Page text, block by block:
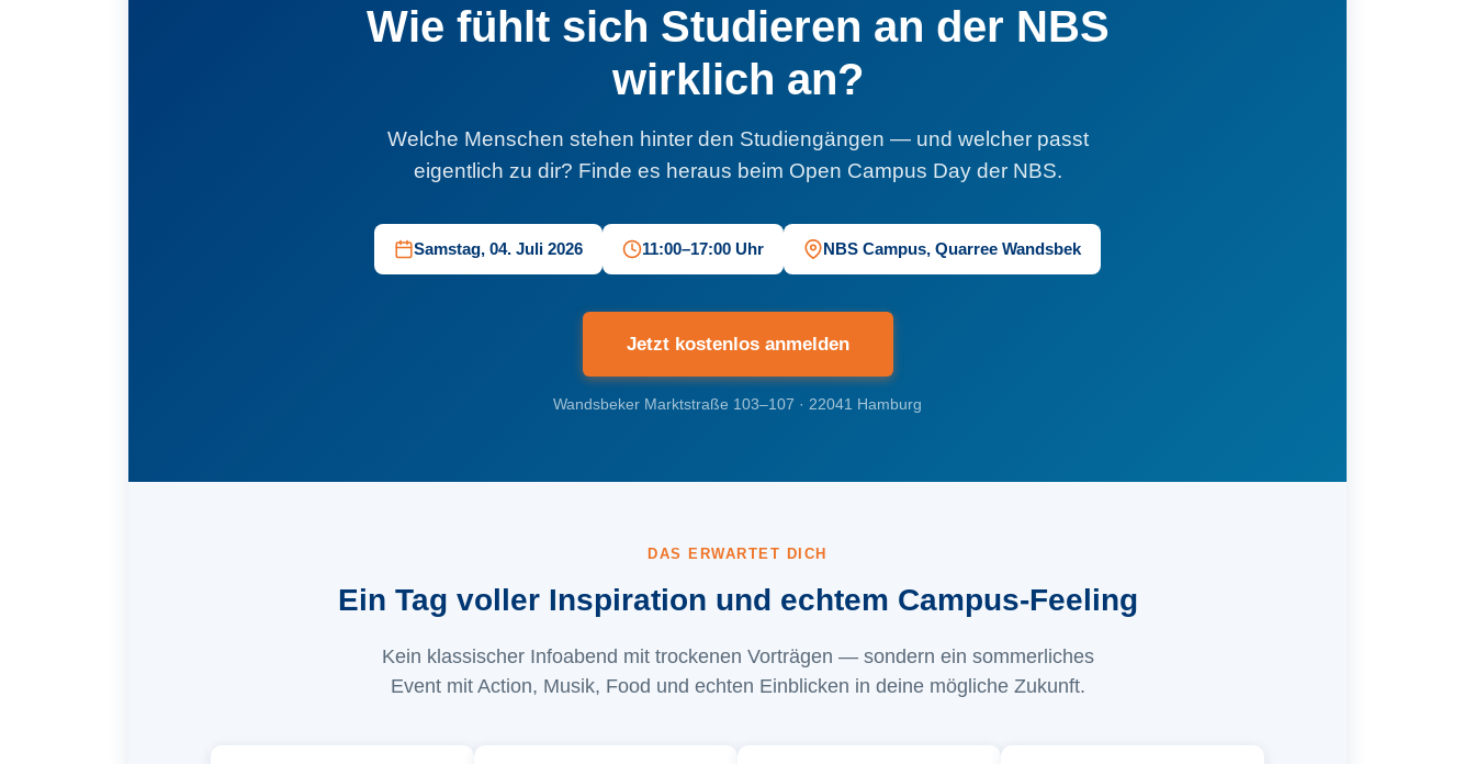
Wie fühlt sich Studieren an der NBS
wirklich an?
Welche Menschen stehen hinter den Studiengängen — und welcher passt
eigentlich zu dir? Finde es heraus beim Open Campus Day der NBS.
Samstag, 04. Juli 2026 11:00–17:00 Uhr NBS Campus, Quarree Wandsbek
Jetzt kostenlos anmelden
Wandsbeker Marktstraße 103–107 · 22041 Hamburg
DAS ERWARTET DICH
Ein Tag voller Inspiration und echtem Campus-Feeling
Kein klassischer Infoabend mit trockenen Vorträgen — sondern ein sommerliches
Event mit Action, Musik, Food und echten Einblicken in deine mögliche Zukunft.